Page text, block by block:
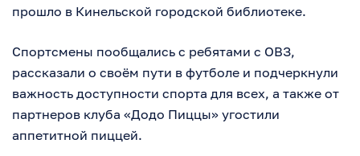
прошло в Кинельской городской библиотеке.
Спортсмены пообщались с ребятами с ОВЗ,
рассказали о своём пути в футболе и подчеркнули
важность доступности спорта для всех, а также от
партнеров клуба «Додо Пиццы» угостили
аппетитной пиццей.